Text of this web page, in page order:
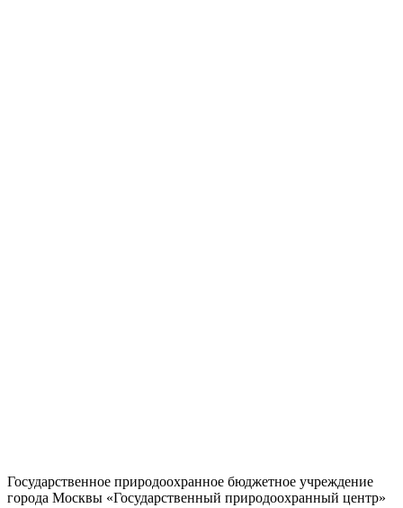
Государственное природоохранное бюджетное учреждение
города Москвы «Государственный природоохранный центр»